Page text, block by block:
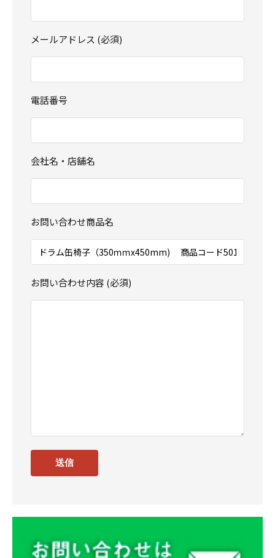
メールアドレス (必須)
電話番号
会社名・店舗名
お問い合わせ商品名
お問い合わせ内容 (必須)